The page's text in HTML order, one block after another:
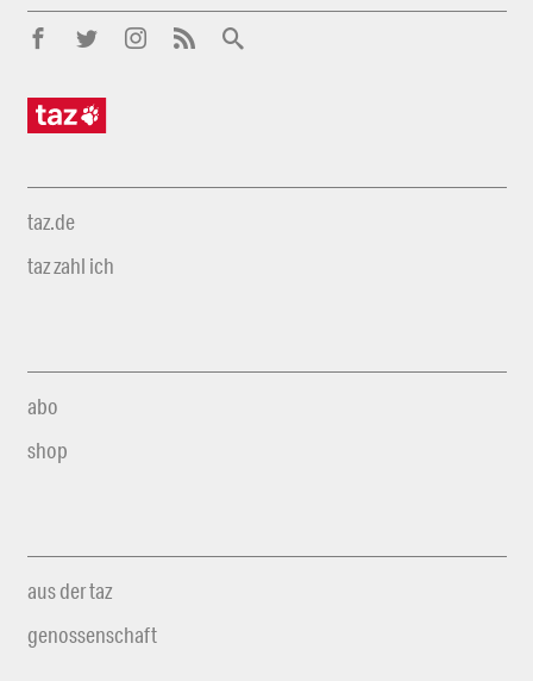
taz.de
taz zahl ich
abo
shop
aus der taz
genossenschaft